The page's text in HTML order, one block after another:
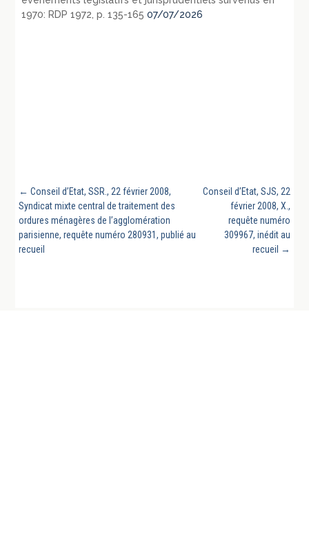
1970: RDP 1972, p. 135-165 07/07/2026
← Conseil d’Etat, SSR., 22 février 2008,
Syndicat mixte central de traitement des
ordures ménagères de l’agglomération
parisienne, requête numéro 280931, publié au
recueil
Conseil d’Etat, SJS, 22
février 2008, X.,
requête numéro
309967, inédit au
recueil →